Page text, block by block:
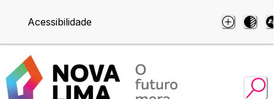
Acessibilidade